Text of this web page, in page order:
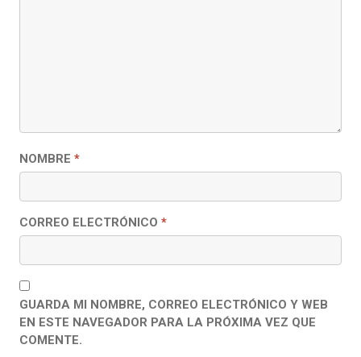
NOMBRE *
CORREO ELECTRÓNICO *
GUARDA MI NOMBRE, CORREO ELECTRÓNICO Y WEB
EN ESTE NAVEGADOR PARA LA PRÓXIMA VEZ QUE
COMENTE.